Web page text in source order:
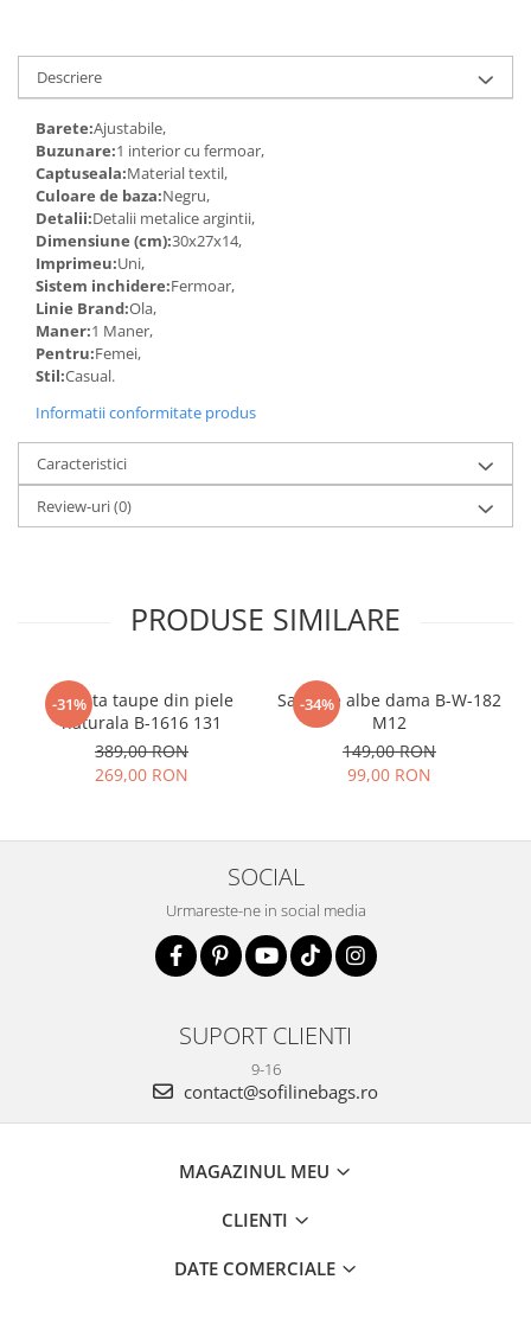
Descriere
Barete:Ajustabile,
Buzunare:1 interior cu fermoar,
Captuseala:Material textil,
Culoare de baza:Negru,
Detalii:Detalii metalice argintii,
Dimensiune (cm):30x27x14,
Imprimeu:Uni,
Sistem inchidere:Fermoar,
Linie Brand:Ola,
Maner:1 Maner,
Pentru:Femei,
Stil:Casual.
Informatii conformitate produs
Caracteristici
Review-uri(0)
PRODUSE SIMILARE
-31%
Geanta taupe din piele
naturala B-1616 131
389,00 RON
269,00 RON
-34%
Sandale albe dama B-W-182
M12
149,00 RON
99,00 RON
SOCIAL
Urmareste-ne in social media
SUPORT CLIENTI
9-16
contact@sofilinebags.ro
MAGAZINUL MEU
CLIENTI
DATE COMERCIALE